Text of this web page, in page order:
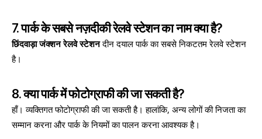
7. पार्क के सबसे नज़दीकी रेलवे स्टेशन का नाम क्या है?
छिंदवाड़ा जंक्शन रेलवे स्टेशनदीन दयाल पार्क का सबसे निकटतम रेलवे स्टेशन
है।
8. क्या पार्क में फोटोग्राफी की जा सकती है?
हाँ। व्यक्तिगत फोटोग्राफी की जा सकती है। हालांकि, अन्य लोगों की निजता का
सम्मान करना और पार्क के नियमों का पालन करना आवश्यक है।